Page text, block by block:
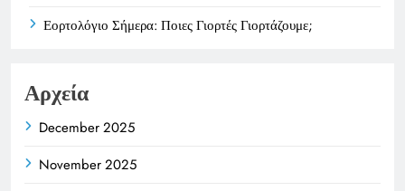
Εορτολόγιο Σήμερα: Ποιες Γιορτές Γιορτάζουμε;
Αρχεία
December 2025
November 2025